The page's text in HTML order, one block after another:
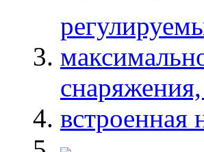
встроенная